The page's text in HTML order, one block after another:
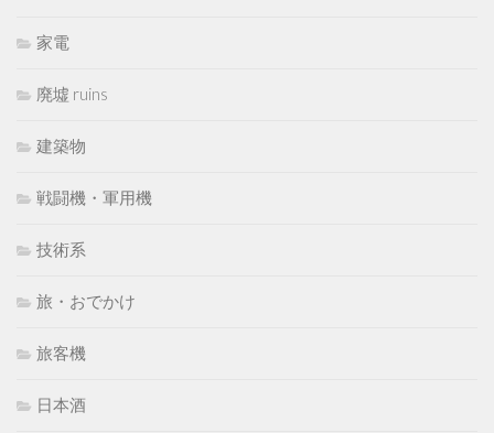
家電
廃墟 ruins
建築物
戦闘機・軍用機
技術系
旅・おでかけ
旅客機
日本酒